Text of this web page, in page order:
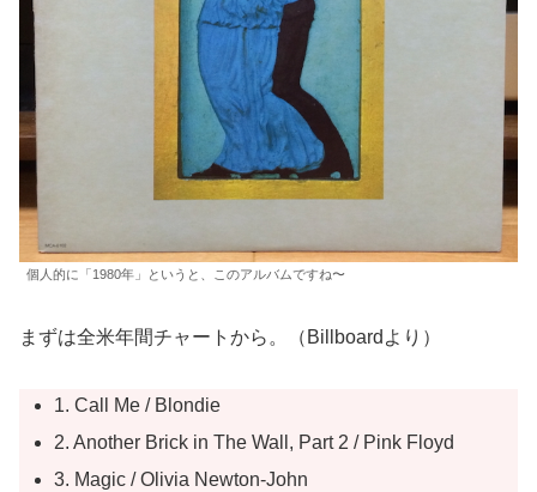
個人的に「1980年」というと、このアルバムですね〜
まずは全米年間チャートから。（Billboardより）
1. Call Me / Blondie
2. Another Brick in The Wall, Part 2 / Pink Floyd
3. Magic / Olivia Newton-John